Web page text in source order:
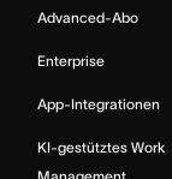
Advanced-Abo
Enterprise
App-Integrationen
KI-gestütztes Work